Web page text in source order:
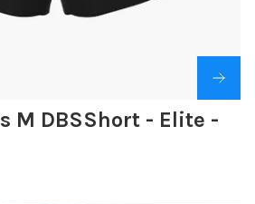
M DBSShort - Elite -